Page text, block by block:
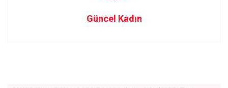
Güncel Kadın